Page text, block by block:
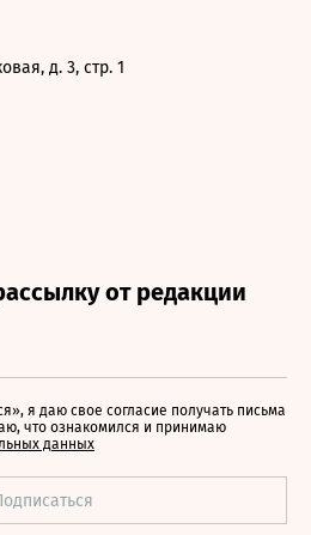
д. 3, стр. 1
я даю свое согласие получать письма
что ознакомился и принимаю
данных